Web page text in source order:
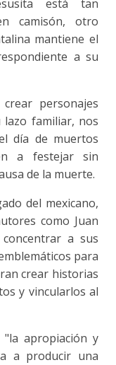
está tan
camisón, otro
mantiene el
a su
personajes
lazo familiar, nos
día de muertos
a festejar sin
de la muerte.
del mexicano,
como Juan
a sus
para
crear historias
y vincularlos al
"la apropiación y
a producir una